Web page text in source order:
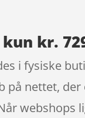
kr.
i fysiske
nettet, der
webshops